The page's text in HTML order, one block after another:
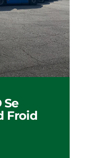
Se
Froid